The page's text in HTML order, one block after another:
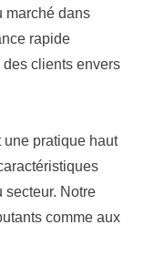
marché dans
rapide
clients envers
une pratique haut
secteur. Notre
comme aux